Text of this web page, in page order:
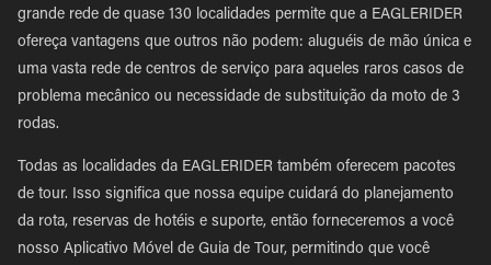
grande rede de quase 130 localidades permite que a EAGLERIDER
ofereça vantagens que outros não podem: aluguéis de mão única e
uma vasta rede de centros de serviço para aqueles raros casos de
problema mecânico ou necessidade de substituição da moto de 3
rodas.
Todas as localidades da EAGLERIDER também oferecem pacotes
de tour. Isso significa que nossa equipe cuidará do planejamento
da rota, reservas de hotéis e suporte, então forneceremos a você
nosso Aplicativo Móvel de Guia de Tour, permitindo que você